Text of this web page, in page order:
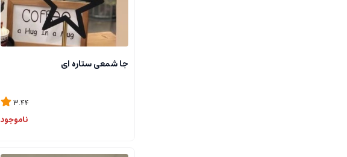
جا شمعی ستاره ای
3.44
ناموجود